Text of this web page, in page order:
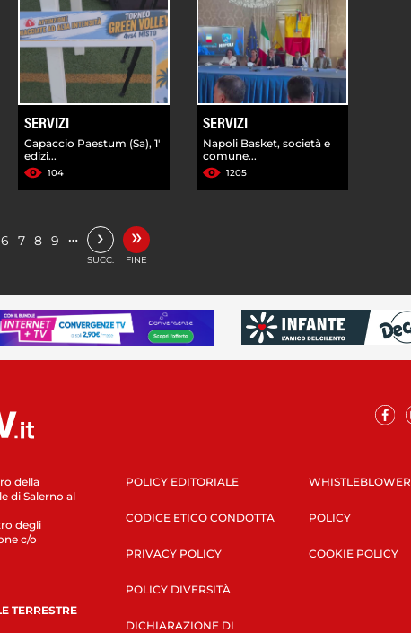
SERVIZI
Capaccio Paestum (Sa), 1'
edizi...
104
SERVIZI
Napoli Basket, società e
comune...
1205
6 7 8 9 … ›
SUCC.
»
FINE
della
di Salerno al
degli
c/o
TERRESTRE
POLICY EDITORIALE
CODICE ETICO CONDOTTA
PRIVACY POLICY
POLICY DIVERSITÀ
DICHIARAZIONE DI
WHISTLEBLOWER
POLICY
COOKIE POLICY